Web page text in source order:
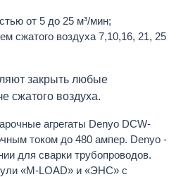
от 5 до 25 м³/мин;
сжатого воздуха 7,10,16, 21, 25
закрыть любые
сжатого воздуха.
агрегаты Denyo DCW-
током до 480 ампер. Denyo -
для сварки трубопроводов.
«M-LOAD» и «ЭНС» с